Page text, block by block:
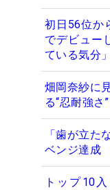
初日56位か
でデビュー
ている気分
畑岡奈紗に
る“忍耐強
「歯が立た
ベンジ達成
トップ10